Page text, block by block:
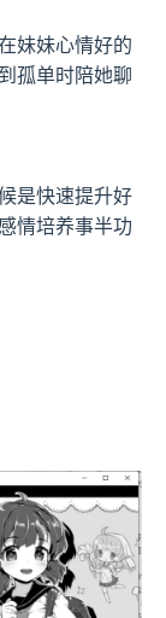
妹妹心情好的
孤单时陪她聊
是快速提升好
情培养事半功